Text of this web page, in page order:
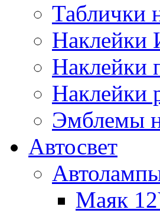
Таблички
Наклейки
Наклейки
Наклейки
Эмблемы
Автосвет
Маяк